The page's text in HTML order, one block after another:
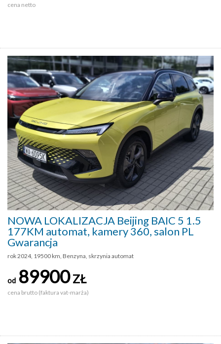
cena netto
NOWA LOKALIZACJA Beijing BAIC 5 1.5
177KM automat, kamery 360, salon PL
Gwarancja
rok 2024, 19500 km, Benzyna, skrzynia automat
od 89900ZŁ
cena brutto (faktura vat-marża)